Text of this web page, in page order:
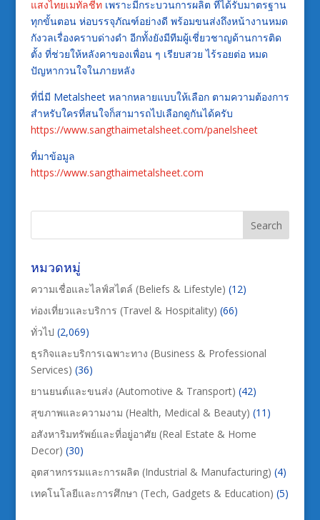
แสงไทยเมทัลชีท เพราะมีกระบวนการผลิต ที่ได้รับมาตรฐาน
ทุกขั้นตอน ห่อบรรจุภัณฑ์อย่างดี พร้อมขนส่งถึงหน้างานหมด
กังวลเรื่องคราบด่างดำ อีกทั้งยังมีทีมผู้เชี่ยวชาญด้านการติด
ตั้ง ที่ช่วยให้หลังคาของเพื่อน ๆ เรียบสวย ไร้รอยต่อ หมด
ปัญหากวนใจในภายหลัง
ที่นี่มี Metalsheetหลากหลายแบบให้เลือก ตามความต้องการ
สำหรับใครที่สนใจก็สามารถไปเลือกดูกันได้ครับ
https://www.sangthaimetalsheet.com/panelsheet
ที่มาข้อมูล
https://www.sangthaimetalsheet.com
หมวดหมู่
ความเชื่อและไลฟ์สไตล์ (Beliefs & Lifestyle) (12)
ท่องเที่ยวและบริการ (Travel & Hospitality) (66)
ทั่วไป (2,069)
ธุรกิจและบริการเฉพาะทาง (Business & Professional
Services) (36)
ยานยนต์และขนส่ง (Automotive & Transport) (42)
สุขภาพและความงาม (Health, Medical & Beauty) (11)
อสังหาริมทรัพย์และที่อยู่อาศัย (Real Estate & Home
Decor) (30)
อุตสาหกรรมและการผลิต (Industrial & Manufacturing) (4)
เทคโนโลยีและการศึกษา (Tech, Gadgets & Education) (5)